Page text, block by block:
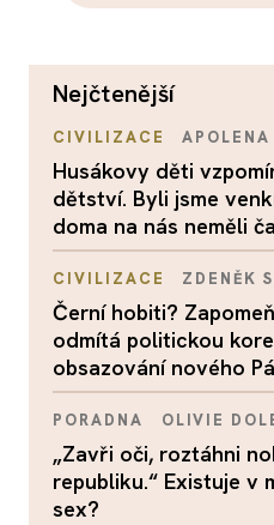
nejčtenější
CIVILIZACE
Husákovy děti
dětství. Byli jsme
doma na nás neměli
CIVILIZACE ZDENĚK
Černí hobiti?
odmítá politickou
obsazování nového
PORADNA OLIVIE
„Zavři oči, roztáhni
republiku.“ Existuje v
sex?